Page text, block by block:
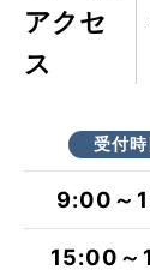
アクセ
ス